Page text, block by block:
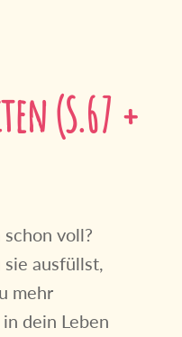
(S.67 +
voll?
ausfüllst,
mehr
dein Leben